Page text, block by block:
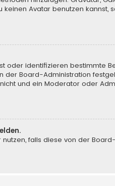
Avatar benutzen kannst,
oder identifizieren bestimmte
der Board-Administration
und ein Moderator oder
falls diese von der